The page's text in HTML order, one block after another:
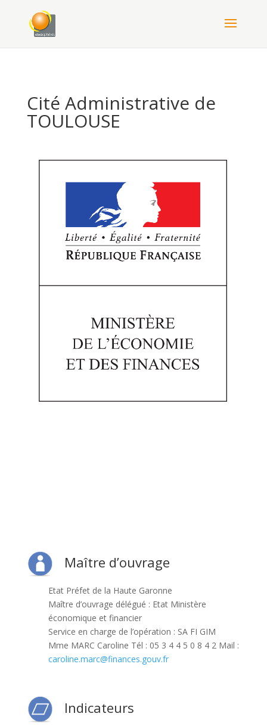
Cité Administrative de
TOULOUSE
Maître d’ouvrage
Etat Préfet de la Haute Garonne
Maître d’ouvrage délégué : Etat Ministère
économique et financier
Service en charge de l’opération : SA FI GIM
Mme MARC Caroline Tél : 05 3 4 4 5 0 8 4 2 Mail :
caroline.marc@finances.gouv.fr
Indicateurs